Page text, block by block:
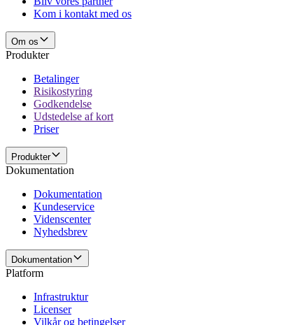
Kom i kontakt med os
Om os
Produkter
Betalinger
Risikostyring
Godkendelse
Udstedelse af kort
Priser
Produkter
Dokumentation
Dokumentation
Kundeservice
Videnscenter
Nyhedsbrev
Dokumentation
Platform
Infrastruktur
Licenser
Vilkår og betingelser